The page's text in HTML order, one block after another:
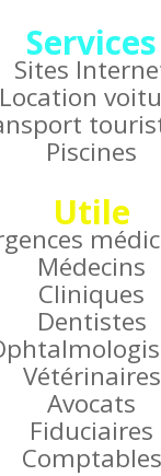
Services
Sites
Location
Piscines
Utile
Médecins
Cliniques
Dentistes
Vétérinaires
Avocats
Fiduciaires
Comptables